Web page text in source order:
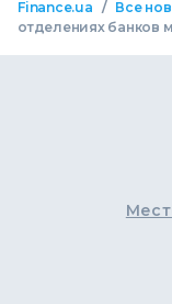
Finance.ua / Все
отделениях банков